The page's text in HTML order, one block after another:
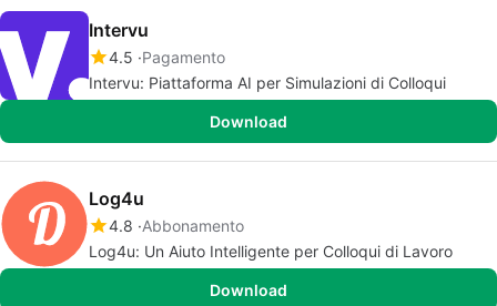
Intervu
4.5 Pagamento
Intervu: Piattaforma AI per Simulazioni di Colloqui
Download
Log4u
4.8 Abbonamento
Log4u: Un Aiuto Intelligente per Colloqui di Lavoro
Download